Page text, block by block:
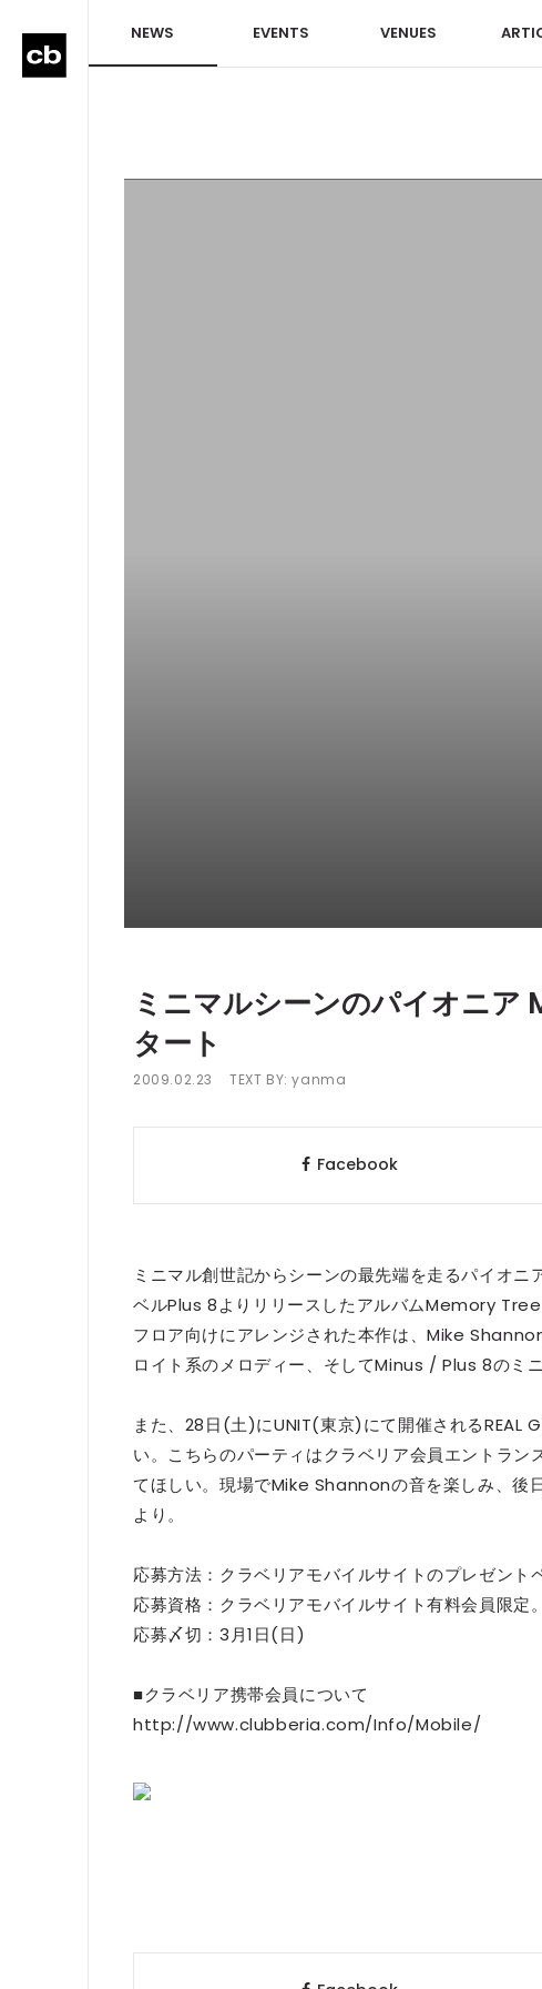
NEWS EVENTS VENUES
ミニマルシーンのパイオニ
タート
2009.02.23 TEXT BY:yanma
Facebook
ミニマル創世記からシーンの最先端を走るパイオ
ベルPlus 8よりリリースしたアルバムMemory Tree
フロア向けにアレンジされた本作は、Mike
ロイト系のメロディー、そしてMinus / Plus 8のミ
また、28日(土)にUNIT(東京)にて開催されるREAL
い。こちらのパーティはクラベリア会員エントラ
てほしい。現場でMike Shannonの音を楽しみ、後
より。
応募方法：クラベリアモバイルサイトのプレゼント
応募資格：クラベリアモバイルサイト有料会員限定。
応募〆切：3月1日(日)
■クラベリア携帯会員について
http://www.clubberia.com/Info/Mobile/